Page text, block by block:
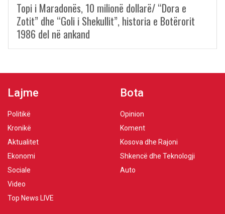
Topi i Maradonës, 10 milionë dollarë/ “Dora e
Zotit” dhe “Goli i Shekullit”, historia e Botërorit
1986 del në ankand
Lajme
Politikë
Kronikë
Aktualitet
Ekonomi
Sociale
Video
Top News LIVE
Bota
Opinion
Koment
Kosova dhe Rajoni
Shkencë dhe Teknologji
Auto